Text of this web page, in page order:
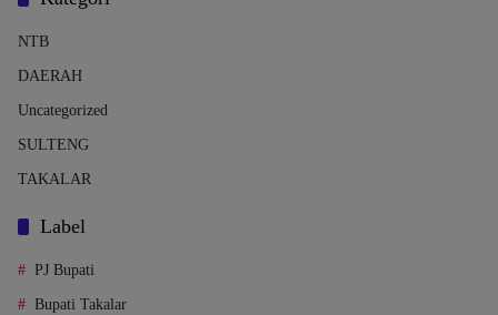
NTB
DAERAH
Uncategorized
SULTENG
TAKALAR
Label
PJ Bupati
Bupati Takalar